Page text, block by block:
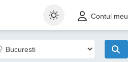
Contul meu
Hartă